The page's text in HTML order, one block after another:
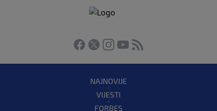
NAJNOVIJE
VIJESTI
FORBES